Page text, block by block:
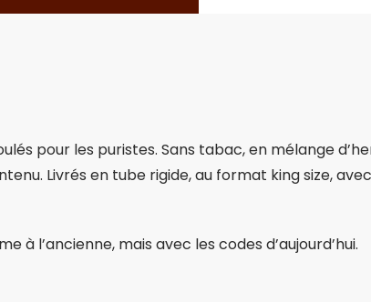
pour les puristes. Sans tabac, en mélange
Livrés en tube rigide, au format king size,
à l’ancienne, mais avec les codes d’aujourd’hui.